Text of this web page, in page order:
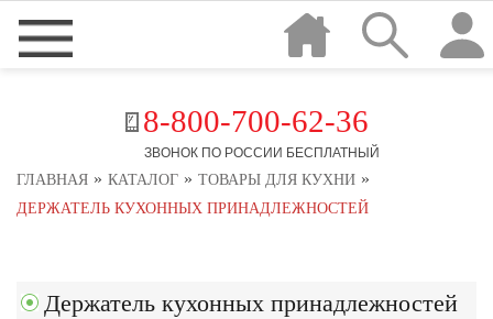
8-800-700-62-36
ЗВОНОК ПО РОССИИ БЕСПЛАТНЫЙ
ГЛАВНАЯ » КАТАЛОГ » ТОВАРЫ ДЛЯ КУХНИ »
ДЕРЖАТЕЛЬ КУХОННЫХ ПРИНАДЛЕЖНОСТЕЙ
Держатель кухонных принадлежностей